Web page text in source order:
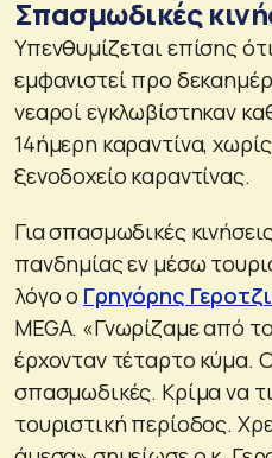
Σπασμωδικές
Υπενθυμίζεται επίσης
εμφανιστεί προ
νεαροί εγκλωβίστηκαν
14ήμερη καραντίνα,
ξενοδοχείο καραντίνας.
Για σπασμωδικές
πανδημίας εν μέσω
λόγο ο Γρηγόρης
MEGA. «Γνωρίζαμε από
έρχονταν τέταρτο κύμα.
σπασμωδικές. Κρίμα να
τουριστική περίοδος.